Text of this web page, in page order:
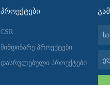
ᲞᲠᲝᲔᲥᲢᲔᲑᲘ
CSR
მიმდინარე პროექტები
დასრულებული პროექტები